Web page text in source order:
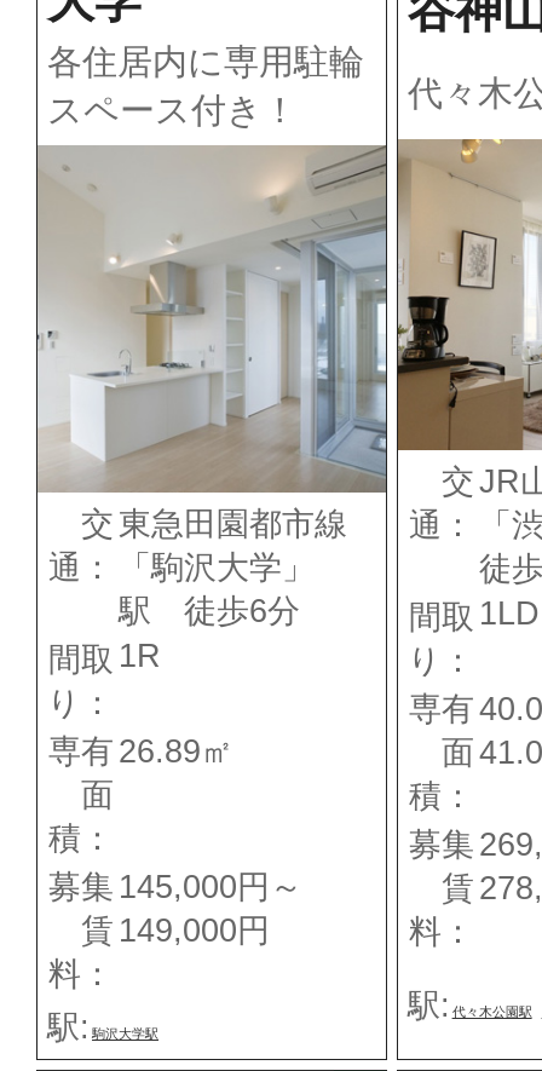
各住居内に専用駐輪
スペース付き！
交
通：
東急田園都市線
「駒沢大学」
駅 徒歩6分
間取
り：
1R
専有
面
積：
26.89㎡
募集
賃
料：
145,000円～
149,000円
駅: 駒沢大学駅
谷神
代々木
交
通：
JR
「
徒
間取
り：
専有
面
積：
募集
賃
料：
駅: 代々木公園駅